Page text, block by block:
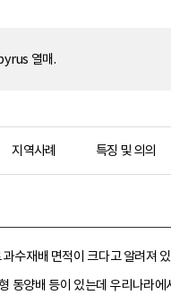
열매.
지역사례 특징 및 의의
수재배 면적이 크다고 알려져
동양배 등이 있는데 우리나라에